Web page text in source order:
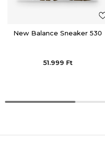
New Balance Sneaker 530
51.999 Ft